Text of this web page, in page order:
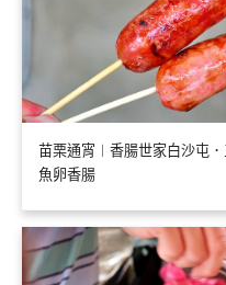
苗栗通宵︱香腸世家白沙屯
魚卵香腸